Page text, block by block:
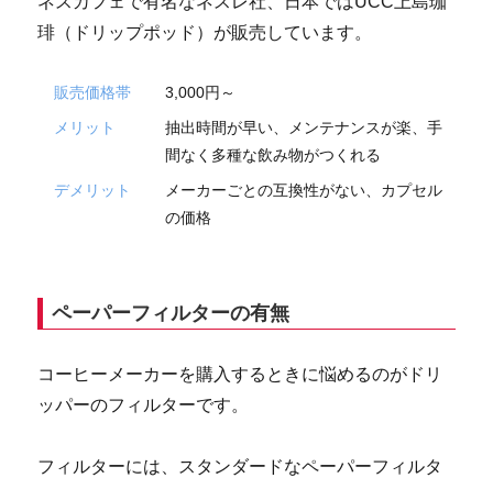
琲（ドリップポッド）が販売しています。
販売価格帯 3,000円～
メリット
抽出時間が早い、メンテナンスが楽、手
間なく多種な飲み物がつくれる
デメリット
メーカーごとの互換性がない、カプセル
の価格
ペーパーフィルターの有無
コーヒーメーカーを購入するときに悩めるのがドリ
ッパーのフィルターです。
フィルターには、スタンダードなペーパーフィルタ